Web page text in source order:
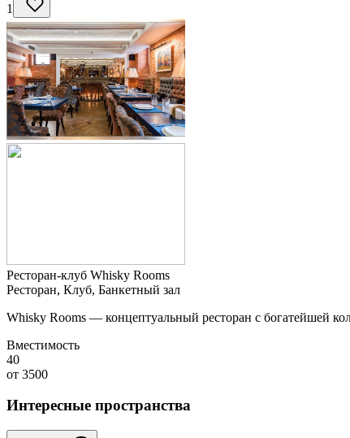
1
Ресторан-клуб Whisky Rooms
Ресторан, Клуб, Банкетный зал
Whisky Rooms — концептуальный ресторан с богатейшей
Вместимость
40
от 3500
Интересные пространства